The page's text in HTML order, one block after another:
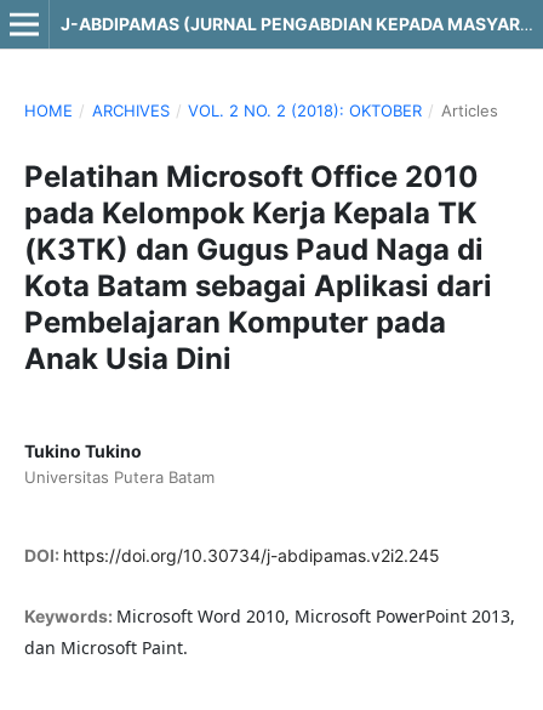
J-ABDIPAMAS (JURNAL PENGABDIAN KEPADA MASYARAKAT)
HOME / ARCHIVES / VOL. 2 NO. 2 (2018): OKTOBER / Articles
Pelatihan Microsoft Office 2010
pada Kelompok Kerja Kepala TK
(K3TK) dan Gugus Paud Naga di
Kota Batam sebagai Aplikasi dari
Pembelajaran Komputer pada
Anak Usia Dini
Tukino Tukino
Universitas Putera Batam
DOI: https://doi.org/10.30734/j-abdipamas.v2i2.245
Keywords: Microsoft Word 2010, Microsoft PowerPoint 2013,
dan Microsoft Paint.